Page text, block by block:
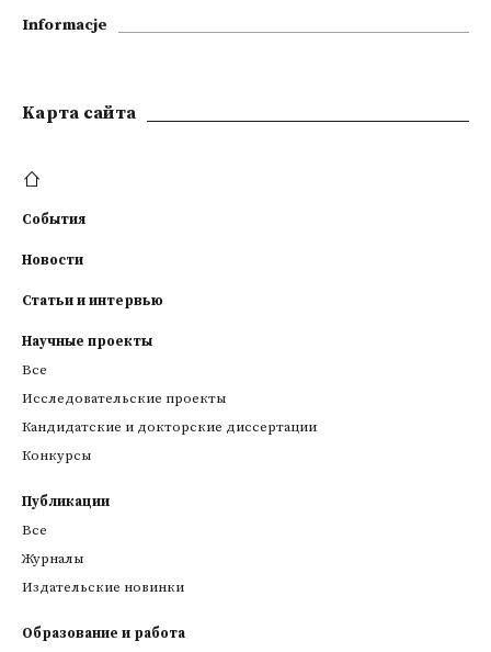
Informacje
Kарта сайта
События
Новости
Статьи и интервью
Научные проекты
Все
Исследовательские проекты
Кандидатские и докторские диссертации
Конкурсы
Публикации
Все
Журналы
Издательские новинки
Образование и работа